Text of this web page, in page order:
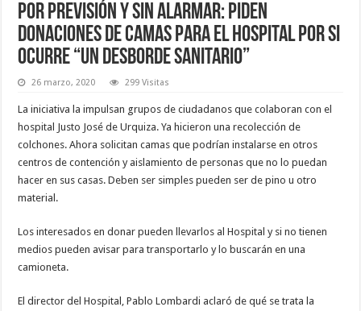
Por previsión y sin alarmar: piden
donaciones de camas para el hospital por si
ocurre “un desborde sanitario”
26 marzo, 2020 299 Visitas
La iniciativa la impulsan grupos de ciudadanos que colaboran con el
hospital Justo José de Urquiza. Ya hicieron una recolección de
colchones. Ahora solicitan camas que podrían instalarse en otros
centros de contención y aislamiento de personas que no lo puedan
hacer en sus casas. Deben ser simples pueden ser de pino u otro
material.
Los interesados en donar pueden llevarlos al Hospital y si no tienen
medios pueden avisar para transportarlo y lo buscarán en una
camioneta.
El director del Hospital, Pablo Lombardi aclaró de qué se trata la